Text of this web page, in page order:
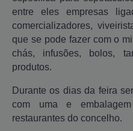
entre eles empresas
comercializadores,
que se pode fazer com o
chás, infusões, bolos,
produtos.
Durante os dias da feira
com uma e
restaurantes do concelho.